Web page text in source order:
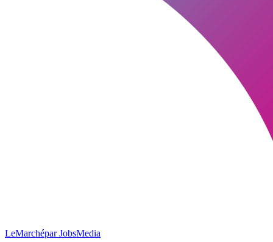
LeMarchépar JobsMedia